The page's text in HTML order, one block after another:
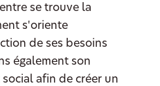
se trouve la
s'oriente
de ses besoins
également son
afin de créer un